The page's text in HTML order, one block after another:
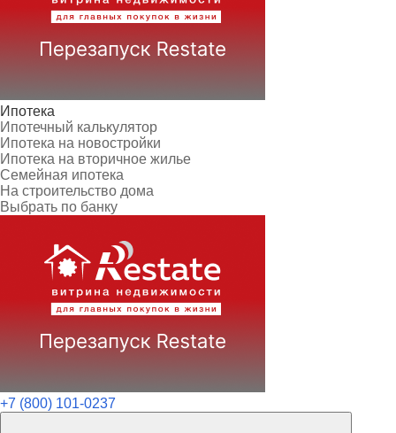
Ипотека
Ипотечный калькулятор
Ипотека на новостройки
Ипотека на вторичное жилье
Семейная ипотека
На строительство дома
Выбрать по банку
+7 (800) 101-0237